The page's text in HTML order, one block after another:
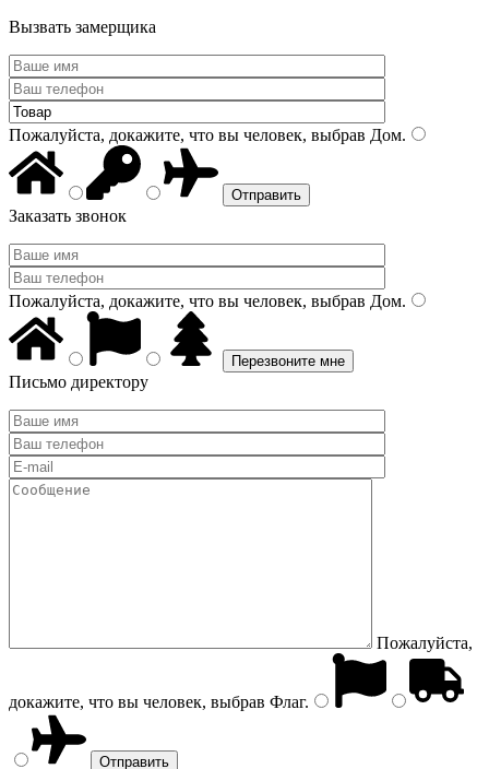
Вызвать замерщика
Пожалуйста, докажите, что вы человек, выбрав Дом.
Заказать звонок
Пожалуйста, докажите, что вы человек, выбрав Дом.
Письмо директору
Пожалуйста,
докажите, что вы человек, выбрав Флаг.